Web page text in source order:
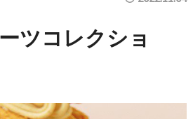
ツコレクショ